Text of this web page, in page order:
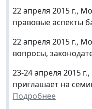
22 апреля 2015 г.,
правовые аспекты
22 апреля 2015 г.,
вопросы,
23-24 апреля 2015
приглашает на
Подробнее